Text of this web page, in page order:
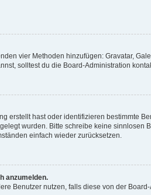
vier Methoden hinzufügen: Gravatar,
solltest du die Board-Administration
erstellt hast oder identifizieren bestimmte
wurden. Bitte schreibe keine
einfach wieder zurücksetzen.
anzumelden.
Benutzer nutzen, falls diese von der